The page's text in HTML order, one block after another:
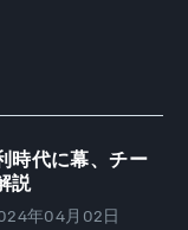
時代に幕、チー
説
年04月02日